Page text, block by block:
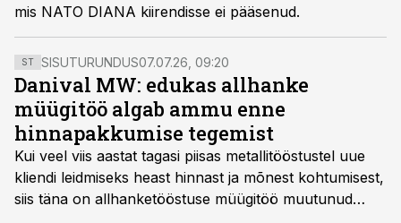
mis NATO DIANA kiirendisse ei pääsenud.
ST SISUTURUNDUS07.07.26, 09:20
Danival MW: edukas allhanke
müügitöö algab ammu enne
hinnapakkumise tegemist
Kui veel viis aastat tagasi piisas metallitööstustel uue
kliendi leidmiseks heast hinnast ja mõnest kohtumisest,
siis täna on allhanketööstuse müügitöö muutunud